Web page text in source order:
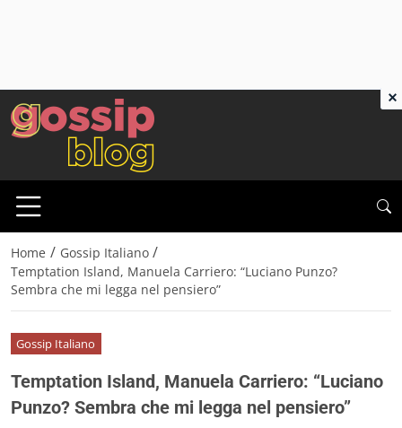
Home / Gossip Italiano /
Temptation Island, Manuela Carriero: “Luciano Punzo?
Sembra che mi legga nel pensiero”
Gossip Italiano
Temptation Island, Manuela Carriero: “Luciano
Punzo? Sembra che mi legga nel pensiero”
×